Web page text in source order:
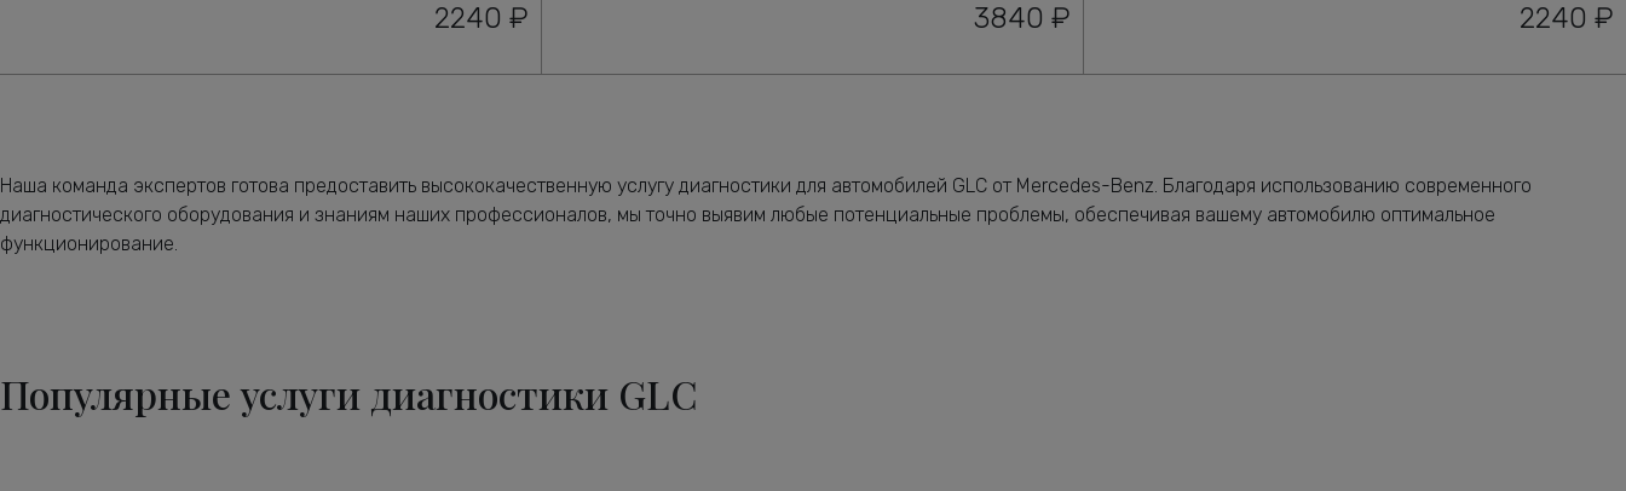
2240 ₽ 3840 ₽ 2240 ₽
Наша команда экспертов готова предоставить высококачественную услугу диагностики для автомобилей GLC от Mercedes-Benz. Благодаря использованию современного
диагностического оборудования и знаниям наших профессионалов, мы точно выявим любые потенциальные проблемы, обеспечивая вашему автомобилю оптимальное
функционирование.
Популярные услуги диагностики GLC